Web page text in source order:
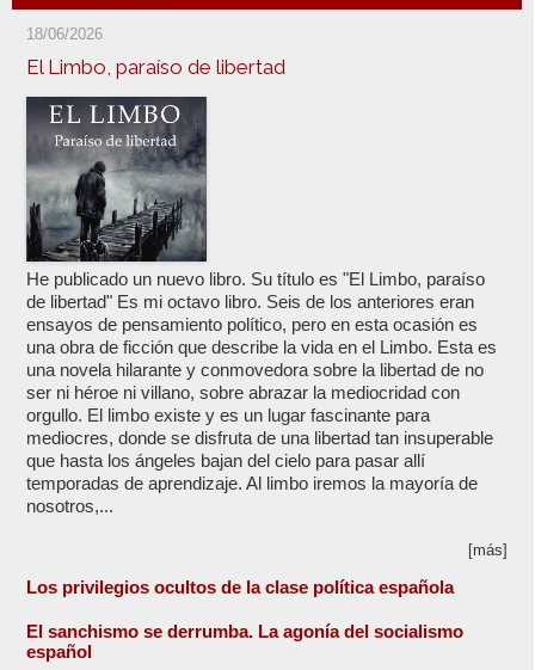
18/06/2026
El Limbo, paraíso de libertad
He publicado un nuevo libro. Su título es "El Limbo, paraíso
de libertad" Es mi octavo libro. Seis de los anteriores eran
ensayos de pensamiento político, pero en esta ocasión es
una obra de ficción que describe la vida en el Limbo. Esta es
una novela hilarante y conmovedora sobre la libertad de no
ser ni héroe ni villano, sobre abrazar la mediocridad con
orgullo. El limbo existe y es un lugar fascinante para
mediocres, donde se disfruta de una libertad tan insuperable
que hasta los ángeles bajan del cielo para pasar allí
temporadas de aprendizaje. Al limbo iremos la mayoría de
nosotros,...
[más]
Los privilegios ocultos de la clase política española
El sanchismo se derrumba. La agonía del socialismo
español